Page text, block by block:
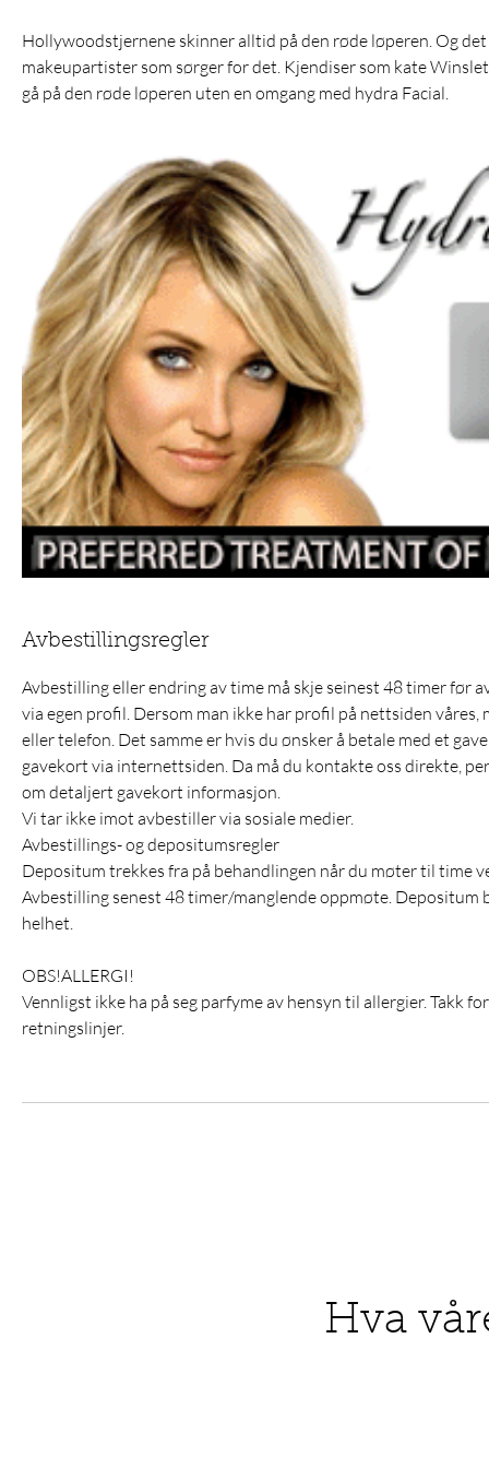
Hollywoodstjernene skinner alltid på den røde løperen. Og det
makeupartister som sørger for det. Kjendiser som kate
gå på den røde løperen uten en omgang med hydra Facial.
Avbestillingsregler
Avbestilling eller endring av time må skje seinest 48 timer før
via egen profil. Dersom man ikke har profil på nettsiden våres,
eller telefon. Det samme er hvis du ønsker å betale med et
gavekort via internettsiden. Da må du kontakte oss direkte,
om detaljert gavekort informasjon.
Vi tar ikke imot avbestiller via sosiale medier.
Avbestillings- og depositumsregler
Depositum trekkes fra på behandlingen når du møter til time
Avbestilling senest 48 timer/manglende oppmøte. Depositum
helhet.
OBS!ALLERGI!
Vennligst ikke ha på seg parfyme av hensyn til allergier. Takk
retningslinjer.
Hva